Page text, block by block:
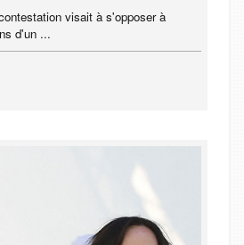
visait à s'opposer à
d'un ...